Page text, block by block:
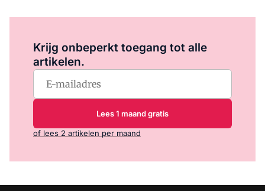
Krijg onbeperkt toegang tot alle
artikelen.
Lees 1 maand gratis
of lees 2 artikelen per maand